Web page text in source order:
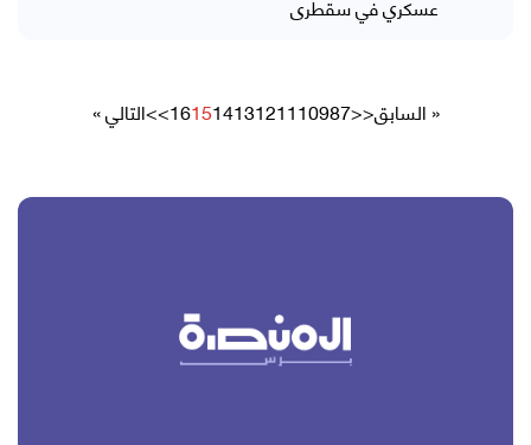
« السابق<<
7
8
9
10
11
12
13
14
15
16
>>التالي »